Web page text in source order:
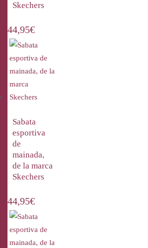
Skechers
44,95€
Sabata
esportiva
de
mainada,
de la marca
Skechers
44,95€